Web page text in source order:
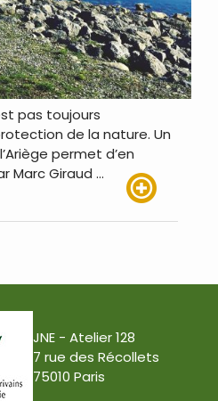
pas toujours
de la nature. Un
permet d’en
Marc Giraud …
JNE - Atelier 128
7 rue des Récollets
75010 Paris